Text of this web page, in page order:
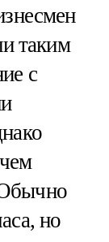
таким
с
но